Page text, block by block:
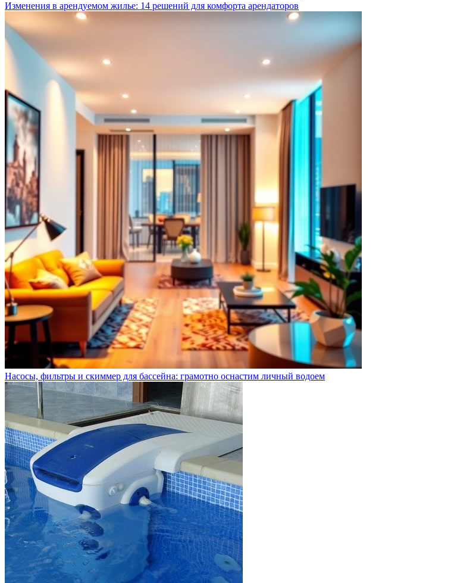
Изменения в арендуемом жилье: 14 решений для комфорта арендаторов
Насосы, фильтры и скиммер для бассейна: грамотно оснастим личный водоем